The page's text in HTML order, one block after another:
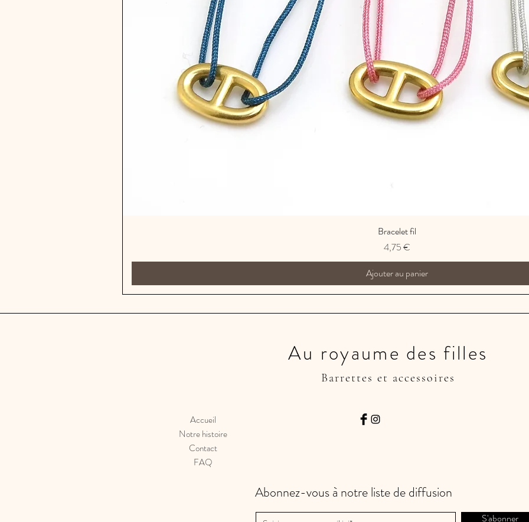
Bracelet fil
Prix
4,75 €
Ajouter au panier
Au royaume des filles
Barrettes et accessoires
Accueil
Notre histoire
Contact
FAQ
Abonnez-vous à notre liste de diffusion
S'abonner